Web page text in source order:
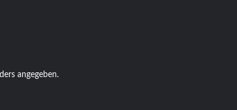
angegeben.